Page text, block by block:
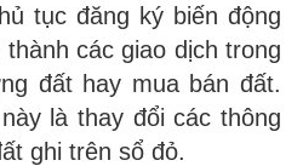
tục đăng ký biến động
các giao dịch trong
đất hay mua bán đất.
là thay đổi các thông
ghi trên sổ đỏ.